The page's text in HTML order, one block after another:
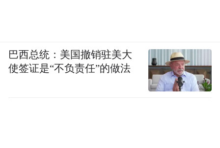
巴西总统：美国撤销驻美大
使签证是“不负责任”的做法